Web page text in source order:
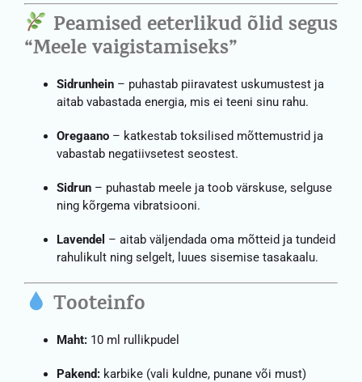
Peamised eeterlikud õlid segus
“Meele vaigistamiseks”
Sidrunhein – puhastab piiravatest uskumustest ja
aitab vabastada energia, mis ei teeni sinu rahu.
Oregaano – katkestab toksilised mõttemustrid ja
vabastab negatiivsetest seostest.
Sidrun – puhastab meele ja toob värskuse, selguse
ning kõrgema vibratsiooni.
Lavendel – aitab väljendada oma mõtteid ja tundeid
rahulikult ning selgelt, luues sisemise tasakaalu.
Tooteinfo
Maht: 10 ml rullikpudel
Pakend: karbike (vali kuldne, punane või must)